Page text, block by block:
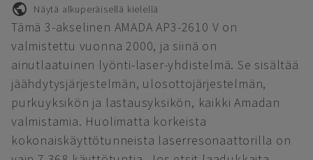
Näytä alkuperäisellä kielellä
Tämä 3-akselinen AMADA AP3-2610 V on
valmistettu vuonna 2000, ja siinä on
ainutlaatuinen lyönti-laser-yhdistelmä. Se sisältää
jäähdytysjärjestelmän, ulosottojärjestelmän,
purkuyksikön ja lastausyksikön, kaikki Amadan
valmistamia. Huolimatta korkeista
kokonaiskäyttötunneista laserresonaattorilla on